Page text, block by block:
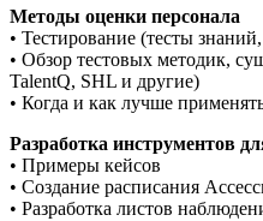
Методы оценки персонала
• Тестирование (тесты
• Обзор тестовых методик,
TalentQ, SHL и другие)
• Когда и как лучше
Разработка инструментов
• Примеры кейсов
• Создание расписания
• Разработка листов